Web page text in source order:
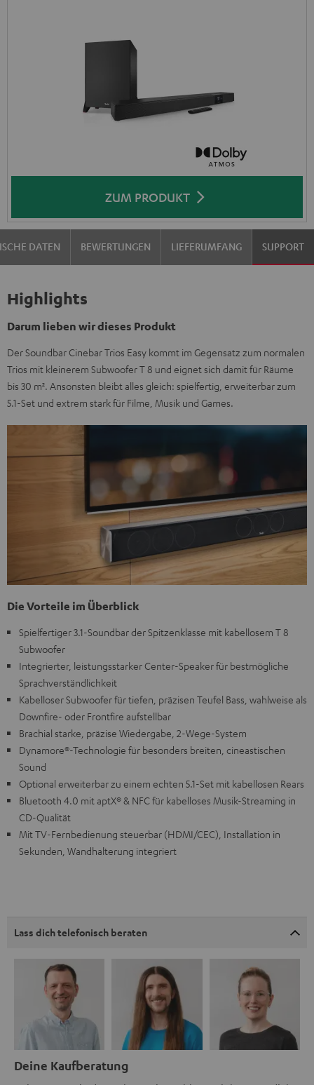
ZUM PRODUKT
DATEN BEWERTUNGEN LIEFERUMFANG SUPPORT
Highlights
Darum lieben wir dieses Produkt
Der Soundbar Cinebar Trios Easy kommt im Gegensatz zum normalen
Trios mit kleinerem Subwoofer T 8 und eignet sich damit für Räume
bis 30 m². Ansonsten bleibt alles gleich: spielfertig, erweiterbar zum
5.1-Set und extrem stark für Filme, Musik und Games.
Die Vorteile im Überblick
Spielfertiger 3.1-Soundbar der Spitzenklasse mit kabellosem T 8
Subwoofer
Integrierter, leistungsstarker Center-Speaker für bestmögliche
Sprachverständlichkeit
Kabelloser Subwoofer für tiefen, präzisen Teufel Bass, wahlweise als
Downfire- oder Frontfire aufstellbar
Brachial starke, präzise Wiedergabe, 2-Wege-System
Dynamore®-Technologie für besonders breiten, cineastischen
Sound
Optional erweiterbar zu einem echten 5.1-Set mit kabellosen Rears
Bluetooth 4.0 mit aptX® & NFC für kabelloses Musik-Streaming in
CD-Qualität
Mit TV-Fernbedienung steuerbar (HDMI/CEC), Installation in
Sekunden, Wandhalterung integriert
Lass dich telefonisch beraten
Deine Kaufberatung